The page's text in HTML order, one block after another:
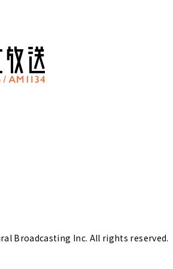
Broadcasting Inc. All rights reserved.